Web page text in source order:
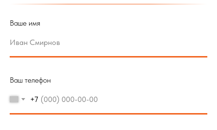
Ваше имя
Ваш телефон
+7